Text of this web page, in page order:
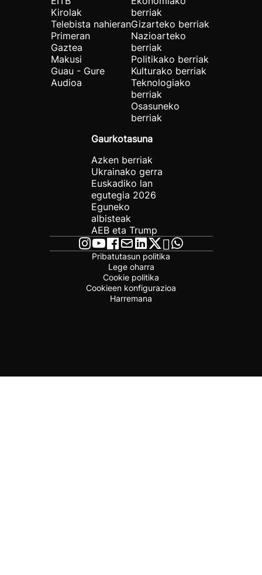
Kirolak
Telebista nahieran
Primeran
Gaztea
Makusi
Guau - Gure
Audioa
berriak
Gizarteko berriak
Nazioarteko
berriak
Politikako berriak
Kulturako berriak
Teknologiako
berriak
Osasuneko
berriak
Gaurkotasuna
Azken berriak
Ukrainako gerra
Euskadiko lan
egutegia 2026
Eguneko
albisteak
AEB eta Trump
Pribatutasun politika
Lege oharra
Cookie politika
Cookieen konfigurazioa
Harremana